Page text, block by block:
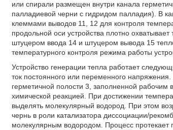
или спирали размещен внутри канала
палладиевой черни с гидридом палладия). В
клеммами выводов 11, 12 для контроля
продольной оси устройства плотно
штуцером ввода 14 и штуцером вывода 15
температурного контроля режима работы
Устройство генерации тепла работает
ток постоянного или переменного
герметичной полости 3, заполненной
химической реакцией. При достижении
выделять молекулярный водород. При этом
чернь в роли катализатора диссоциации/
молекулярным водородом. Процесс протекает